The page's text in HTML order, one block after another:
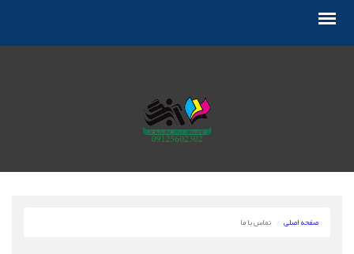
صفحه اصلی تماس با ما